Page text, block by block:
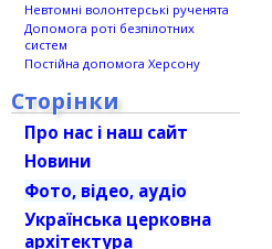
Невтомні волонтерські рученята
Допомога роті безпілотних
систем
Постійна допомога Херсону
Сторінки
Про нас і наш сайт
Новини
Фото, відео, аудіо
Українська церковна
архітектура